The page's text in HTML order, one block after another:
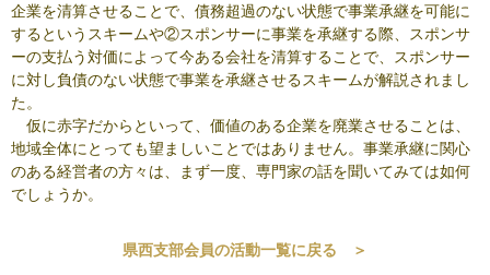
企業を清算させることで、債務超過のない状態で事業承継を可能に
するというスキームや②スポンサーに事業を承継する際、スポンサ
ーの支払う対価によって今ある会社を清算することで、スポンサー
に対し負債のない状態で事業を承継させるスキームが解説されまし
た。
仮に赤字だからといって、価値のある企業を廃業させることは、
地域全体にとっても望ましいことではありません。事業承継に関心
のある経営者の方々は、まず一度、専門家の話を聞いてみては如何
でしょうか。
県西支部会員の活動一覧に戻る ＞